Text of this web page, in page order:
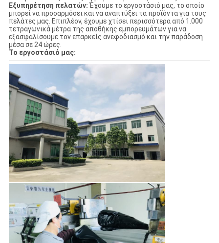
Εξυπηρέτηση πελατών:Έχουμε το εργοστάσιό μας, το οποίο
μπορεί να προσαρμόσει και να αναπτύξει τα προϊόντα για τους
πελάτες μας. Επιπλέον, έχουμε χτίσει περισσότερα από 1.000
τετραγωνικά μέτρα της αποθήκης εμπορευμάτων για να
εξασφαλίσουμε τον επαρκείς ανεφοδιασμό και την παράδοση
μέσα σε 24 ώρες.
Το εργοστάσιό μας: